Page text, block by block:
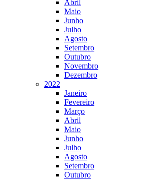
Abril
Maio
Junho
Julho
Agosto
Setembro
Outubro
Novembro
Dezembro
2022
Janeiro
Fevereiro
Março
Abril
Maio
Junho
Julho
Agosto
Setembro
Outubro